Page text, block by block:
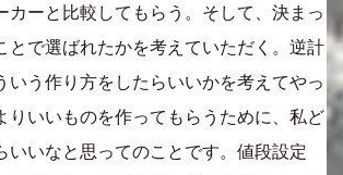
カーと比較してもらう。そして、決まっ
とで選ばれたかを考えていただく。逆計
いう作り方をしたらいいかを考えてやっ
りいいものを作ってもらうために、私ど
いいなと思ってのことです。値段設定